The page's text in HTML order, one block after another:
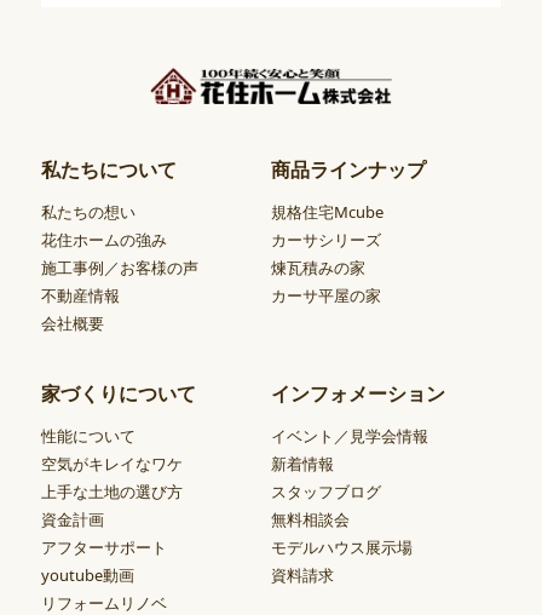
私たちについて
私たちの想い
花住ホームの強み
施工事例／お客様の声
不動産情報
会社概要
商品ラインナップ
規格住宅Mcube
カーサシリーズ
煉瓦積みの家
カーサ平屋の家
家づくりについて
性能について
空気がキレイなワケ
上手な土地の選び方
資金計画
アフターサポート
youtube動画
リフォームリノベ
インフォメーション
イベント／見学会情報
新着情報
スタッフブログ
無料相談会
モデルハウス展示場
資料請求